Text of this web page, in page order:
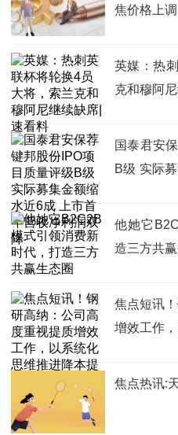
焦价格上调
英媒：热
克和穆阿
国泰君安
B级 实际
他她它
造三方共
焦点短讯
增效工作
焦点热讯: